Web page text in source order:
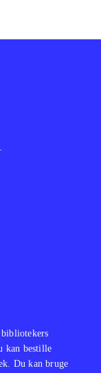
kan bestille
Du kan bruge